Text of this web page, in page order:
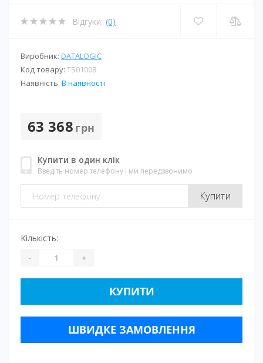
Відгуки: (0)
Виробник: DATALOGIC
Код товару: TS01008
Наявність: В наявності
63 368 грн
Купити в один клік
Введіть номер телефону і ми передзвонимо
Купити
Кількість:
- +
КУПИТИ
ШВИДКЕ ЗАМОВЛЕННЯ